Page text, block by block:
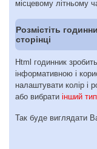
місцевому літньому
Розмістіть
сторінці
Html годинник
інформативною і
налаштувати колір і
або вибрати інший
Так буде виглядати